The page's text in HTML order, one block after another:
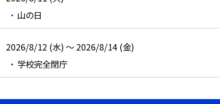
山の日
2026/8/12 (水) ～ 2026/8/14 (金)
学校完全閉庁